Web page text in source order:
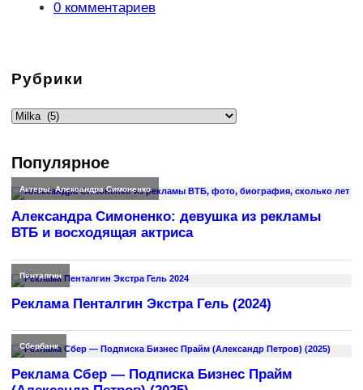
записи:
Комментарии
0 комментариев
Рубрики
Рубрики
Популярное
Актеры,Александра Симоненко
Александра Симоненко: девушка из рекламы
ВТБ и восходящая актриса
Пенталгин
Реклама Пенталгин Экстра Гель (2024)
Сбербанк
Реклама Сбер — Подписка Бизнес Прайм